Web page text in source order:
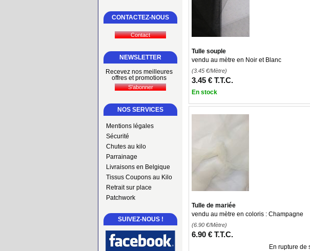
CONTACTEZ-NOUS
NEWSLETTER
Recevez nos meilleures
offres et promotions
NOS SERVICES
Mentions légales
Sécurité
Chutes au kilo
Parrainage
Livraisons en Belgique
Tissus Coupons au Kilo
Retrait sur place
Patchwork
SUIVEZ-NOUS !
Tulle souple
vendu au mètre en Noir et Blanc
(3.45 €/Mètre)
3.45 € T.T.C.
En stock
Tulle de mariée
vendu au mètre en coloris : Champagne
(6.90 €/Mètre)
6.90 € T.T.C.
En rupture de